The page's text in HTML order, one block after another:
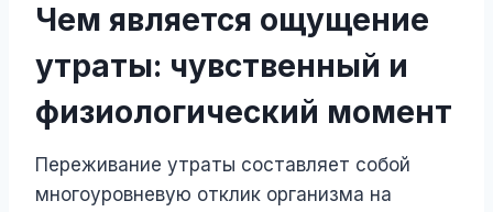
Чем является ощущение
утраты: чувственный и
физиологический момент
Переживание утраты составляет собой
многоуровневую отклик организма на